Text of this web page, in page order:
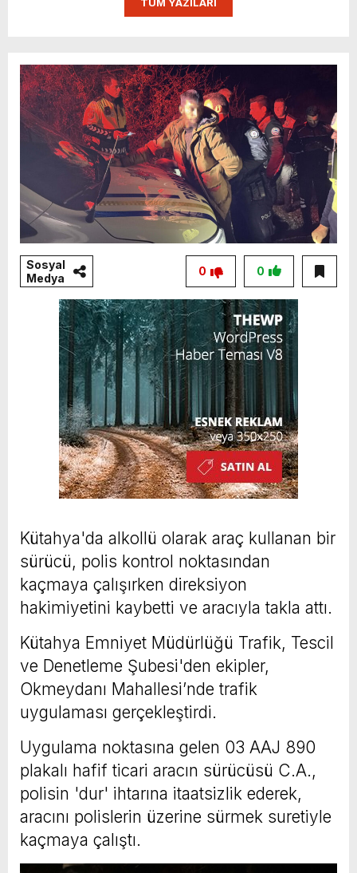
Sosyal
Medya
0
0
Kütahya'da alkollü olarak araç kullanan bir
sürücü, polis kontrol noktasından
kaçmaya çalışırken direksiyon
hakimiyetini kaybetti ve aracıyla takla attı.
Kütahya Emniyet Müdürlüğü Trafik, Tescil
ve Denetleme Şubesi'den ekipler,
Okmeydanı Mahallesi’nde trafik
uygulaması gerçekleştirdi.
Uygulama noktasına gelen 03 AAJ 890
plakalı hafif ticari aracın sürücüsü C.A.,
polisin 'dur' ihtarına itaatsizlik ederek,
aracını polislerin üzerine sürmek suretiyle
kaçmaya çalıştı.